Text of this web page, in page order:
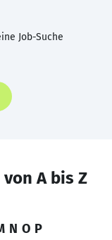
Job-Suche
A bis Z
N O P